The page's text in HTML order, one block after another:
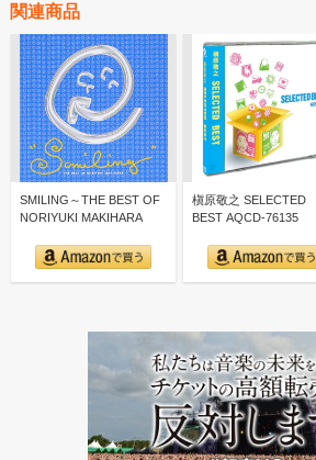
関連商品
SMILING～THE BEST OF
NORIYUKI MAKIHARA
槇原敬之 SELECTED
BEST AQCD-76135